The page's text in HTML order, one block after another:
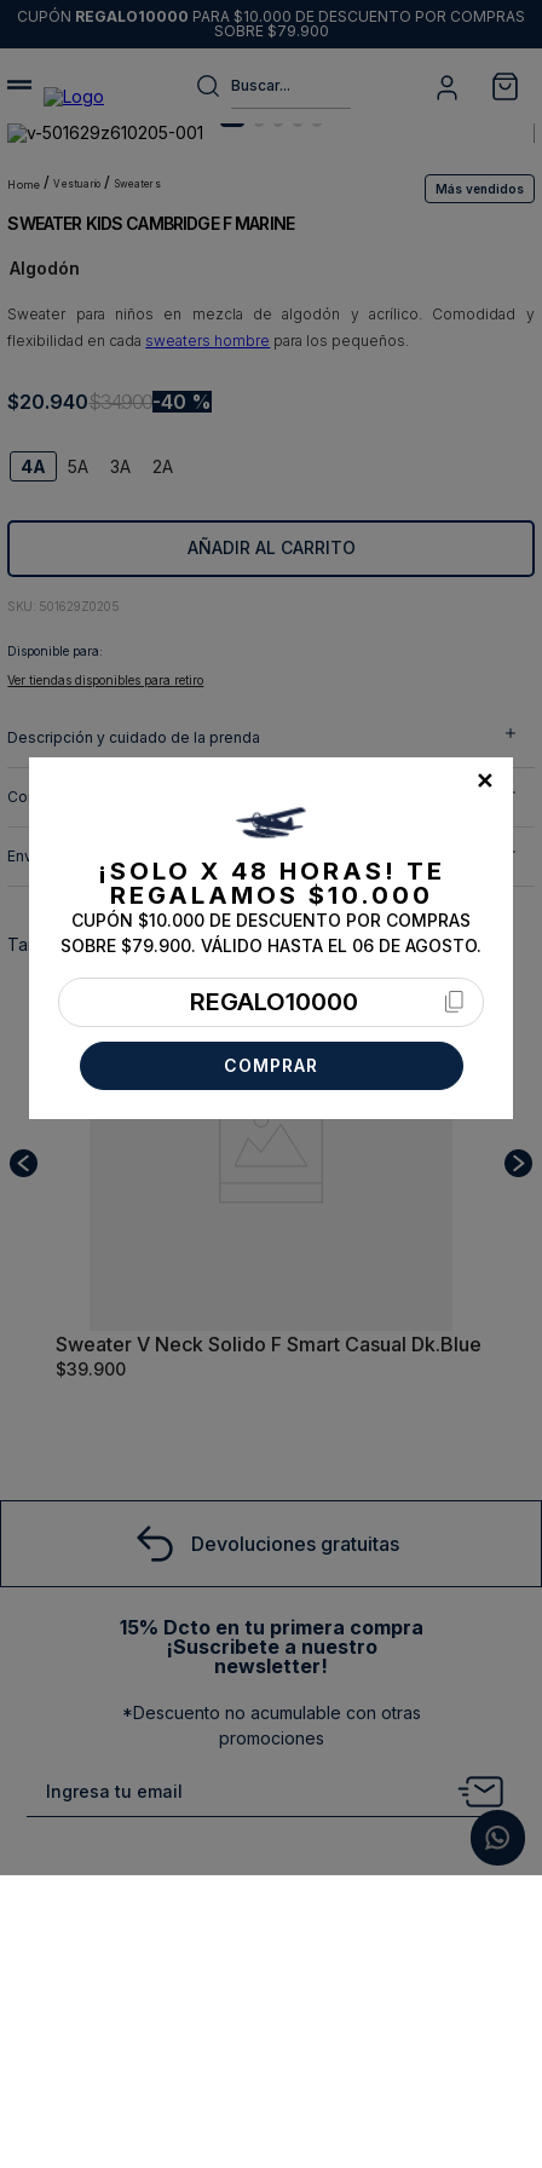
CUPÓN REGALO10000 PARA $10.000 DE DESCUENTO POR COMPRAS
SOBRE $79.900
Buscar...
vestuario sweaters Más vendidos
SWEATER KIDS CAMBRIDGE F MARINE
Algodón
Sweater para niños en mezcla de algodón y acrílico. Comodidad y
flexibilidad en cada sweaters hombre para los pequeños.
$20.940$34.900 40 %
4A 5A 3A 2A
AÑADIR AL CARRITO
: 501629Z0205
Disponible para:
Ver tiendas disponibles para retiro
Descripción y cuidado de la prenda
Composición
Envíos, cambios y devoluciones
También te podría interesar
Sweater V Neck Solido F Smart Casual
Dk.Blue
900
Devoluciones gratuitas
15% Dcto en tu primera compra
¡Suscribete a nuestro
newsletter!
*Descuento no acumulable con otras
promociones
✕
¡SOLO X 48 HORAS! TE
REGALAMOS $10.000
CUPÓN $10.000 DE DESCUENTO POR COMPRAS
SOBRE $79.900. VÁLIDO HASTA EL 06 DE AGOSTO.
REGALO10000
COMPRAR
1.
sweater
2.
chaquetas
3.
pantalon
4.
camisas
6.
blazer
8.
9.
poleron
10. abrigo